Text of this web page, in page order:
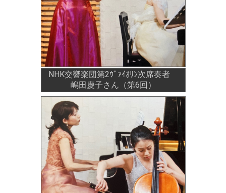
NHK交響楽団第2ｳﾞｧｲｵﾘﾝ次席奏者
嶋田慶子さん（第6回）